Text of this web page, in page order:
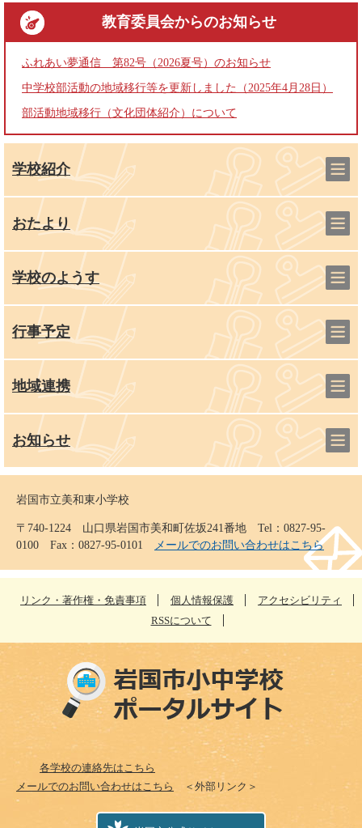
教育委員会からのお知らせ
ふれあい夢通信 第82号（2026夏号）のお知らせ
中学校部活動の地域移行等を更新しました（2025年4月28日）
部活動地域移行（文化団体紹介）について
学校紹介
おたより
学校のようす
行事予定
地域連携
お知らせ
岩国市立美和東小学校
〒740-1224 山口県岩国市美和町佐坂241番地 Tel：0827-95-
0100 Fax：0827-95-0101
メールでのお問い合わせはこちら
リンク・著作権・免責事項 個人情報保護
アクセシビリティ
RSSについて
各学校の連絡先はこちら
メールでのお問い合わせはこちら
＜外部リンク＞